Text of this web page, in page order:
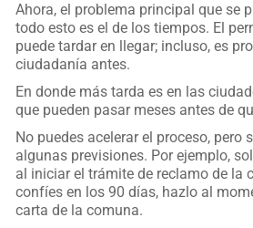
Ahora, el problema principal que se
todo esto es el de los tiempos. El
puede tardar en llegar; incluso, es
ciudadanía antes.
En donde más tarda es en las
que pueden pasar meses antes de
No puedes acelerar el proceso, pero
algunas previsiones. Por ejemplo,
al iniciar el trámite de reclamo de la
confíes en los 90 días, hazlo al
carta de la comuna.